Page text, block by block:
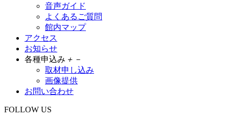
音声ガイド
よくあるご質問
館内マップ
アクセス
お知らせ
各種申込み ＋ －
取材申し込み
画像提供
お問い合わせ
FOLLOW US